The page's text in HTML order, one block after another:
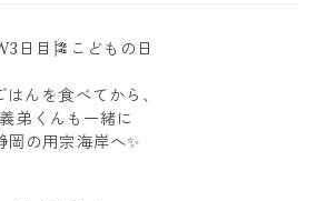
日目🎏こどもの日
はんを食べてから、
義弟くんも一緒に
岡の用宗海岸へ✨